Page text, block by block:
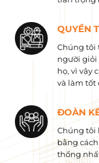
QUYỀN
Chúng tôi
người giỏi
họ, vì vậy
và làm tốt
ĐOÀN
Chúng tôi
bằng
thống